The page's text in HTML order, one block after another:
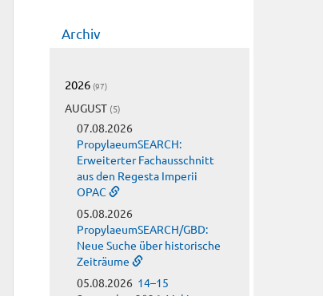
Archiv
2026 (97)
AUGUST (5)
07.08.2026
PropylaeumSEARCH:
Erweiterter Fachausschnitt
aus den Regesta Imperii
OPAC
05.08.2026
PropylaeumSEARCH/GBD:
Neue Suche über historische
Zeiträume
05.08.2026 14–15